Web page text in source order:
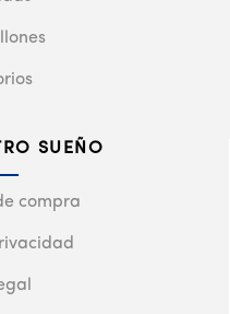
SUEÑO
compra